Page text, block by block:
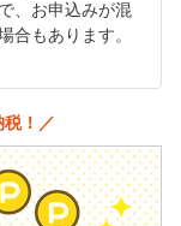
、お申込みが混
合もあります。
税！／